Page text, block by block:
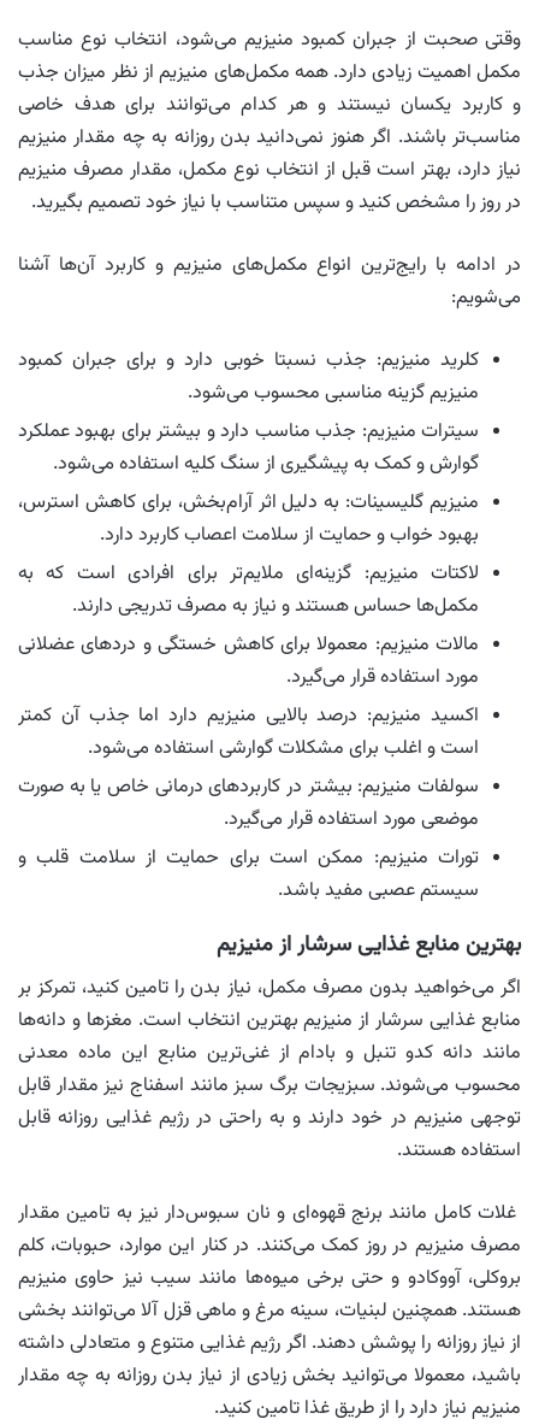
وقتی صحبت از جبران کمبود منیزیم می‌شود، انتخاب نوع مناسب
مکمل اهمیت زیادی دارد. همه مکمل‌های منیزیم از نظر میزان جذب
و کاربرد یکسان نیستند و هر کدام می‌توانند برای هدف خاصی
مناسب‌تر باشند. اگر هنوز نمی‌دانید بدن روزانه به چه مقدار منیزیم
نیاز دارد، بهتر است قبل از انتخاب نوع مکمل، مقدار مصرف منیزیم
در روز را مشخص کنید و سپس متناسب با نیاز خود تصمیم بگیرید.
در ادامه با رایج‌ترین انواع مکمل‌های منیزیم و کاربرد آن‌ها آشنا
می‌شویم:
کلرید منیزیم: جذب نسبتا خوبی دارد و برای جبران کمبود
منیزیم گزینه مناسبی محسوب می‌شود.
سیترات منیزیم: جذب مناسب دارد و بیشتر برای بهبود عملکرد
گوارش و کمک به پیشگیری از سنگ کلیه استفاده می‌شود.
منیزیم گلیسینات: به دلیل اثر آرام‌بخش، برای کاهش استرس،
بهبود خواب و حمایت از سلامت اعصاب کاربرد دارد.
لاکتات منیزیم: گزینه‌ای ملایم‌تر برای افرادی است که به
مکمل‌ها حساس هستند و نیاز به مصرف تدریجی دارند.
مالات منیزیم: معمولا برای کاهش خستگی و دردهای عضلانی
مورد استفاده قرار می‌گیرد.
اکسید منیزیم: درصد بالایی منیزیم دارد اما جذب آن کمتر
است و اغلب برای مشکلات گوارشی استفاده می‌شود.
سولفات منیزیم: بیشتر در کاربردهای درمانی خاص یا به صورت
موضعی مورد استفاده قرار می‌گیرد.
تورات منیزیم: ممکن است برای حمایت از سلامت قلب و
سیستم عصبی مفید باشد.
بهترین منابع غذایی سرشار از منیزیم
اگر می‌خواهید بدون مصرف مکمل، نیاز بدن را تامین کنید، تمرکز بر
منابع غذایی سرشار از منیزیم بهترین انتخاب است. مغزها و دانه‌ها
مانند دانه کدو تنبل و بادام از غنی‌ترین منابع این ماده معدنی
محسوب می‌شوند. سبزیجات برگ سبز مانند اسفناج نیز مقدار قابل
توجهی منیزیم در خود دارند و به راحتی در رژیم غذایی روزانه قابل
استفاده هستند.
غلات کامل مانند برنج قهوه‌ای و نان سبوس‌دار نیز به تامین مقدار
مصرف منیزیم در روز کمک می‌کنند. در کنار این موارد، حبوبات، کلم
بروکلی، آووکادو و حتی برخی میوه‌ها مانند سیب نیز حاوی منیزیم
هستند. همچنین لبنیات، سینه مرغ و ماهی قزل آلا می‌توانند بخشی
از نیاز روزانه را پوشش دهند. اگر رژیم غذایی متنوع و متعادلی داشته
باشید، معمولا می‌توانید بخش زیادی از نیاز بدن روزانه به چه مقدار
منیزیم نیاز دارد را از طریق غذا تامین کنید.